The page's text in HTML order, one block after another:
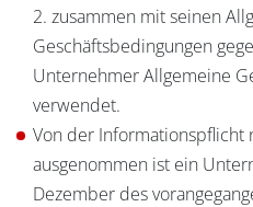
2. zusammen mit seinen
Geschäftsbedingungen
Unternehmer Allgemeine
verwendet.
Von der Informationspflicht
ausgenommen ist ein
Dezember des